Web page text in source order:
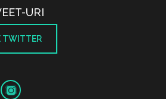
URI
TWITTER